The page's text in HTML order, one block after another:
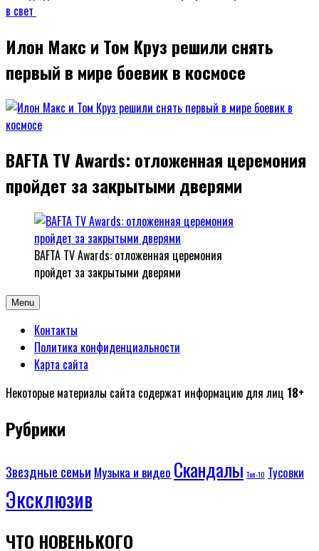
Илон Макс и Том Круз решили снять
первый в мире боевик в космосе
BAFTA TV Awards: отложенная церемония
пройдет за закрытыми дверями
BAFTA TV Awards: отложенная церемония
пройдет за закрытыми дверями
Menu
Контакты
Политика конфиденциальности
Карта сайта
Некоторые материалы сайта содержат информацию для лиц 18+
Рубрики
Звездные семьи Музыка и видео Скандалы Топ-10 Тусовки
Эксклюзив
ЧТО НОВЕНЬКОГО